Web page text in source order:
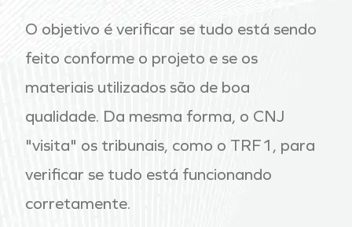
O objetivo é verificar se tudo está sendo
feito conforme o projeto e se os
materiais utilizados são de boa
qualidade. Da mesma forma, o CNJ
"visita" os tribunais, como o TRF1, para
verificar se tudo está funcionando
corretamente.